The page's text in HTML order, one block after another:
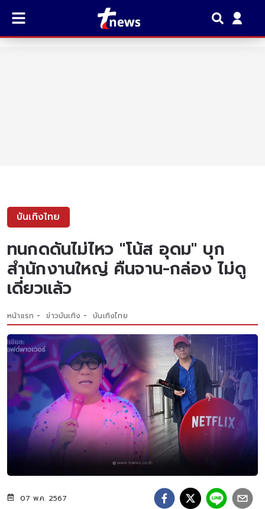
บันเทิงไทย
ทนกดดันไม่ไหว "โน้ส อุดม" บุก
สำนักงานใหญ่ คืนจาน-กล่อง ไม่ดู
เดี่ยวแล้ว
หน้าแรก ข่าวบันเทิง บันเทิงไทย
07 พ.ค. 2567